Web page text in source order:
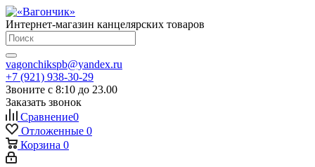
Интернет-магазин канцелярских товаров
vagonchikspb@yandex.ru
+7 (921) 938-30-29
Звоните с 8:10 до 23.00
Заказать звонок
Сравнение0
Отложенные 0
Корзина 0